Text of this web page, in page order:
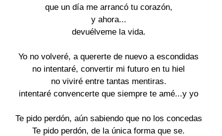
que un día me arrancó tu corazón,
y ahora...
devuélveme la vida.
Yo no volveré, a quererte de nuevo a escondidas
no intentaré, convertir mi futuro en tu hiel
no viviré entre tantas mentiras.
intentaré convencerte que siempre te amé...y yo
Te pido perdón, aún sabiendo que no los concedas
Te pido perdón, de la única forma que se.